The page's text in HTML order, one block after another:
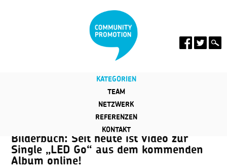
KATEGORIEN
TEAM
NETZWERK
REFERENZEN
KONTAKT
Bilderbuch: Seit heute ist Video zur
Single „LED Go“ aus dem kommenden
Album online!